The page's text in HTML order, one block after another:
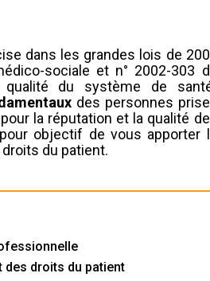
dans les grandes lois de
sociale et n° 2002-303
du système de
des personnes
la réputation et la qualité
objectif de vous apporter
du patient.
droits du patient